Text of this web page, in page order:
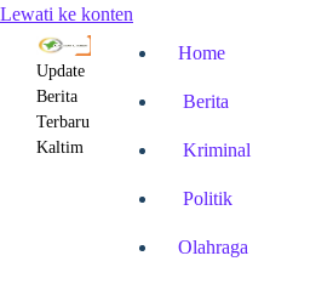
Lewati ke konten
Update
Berita
Terbaru
Kaltim
Home
Berita
Kriminal
Politik
Olahraga